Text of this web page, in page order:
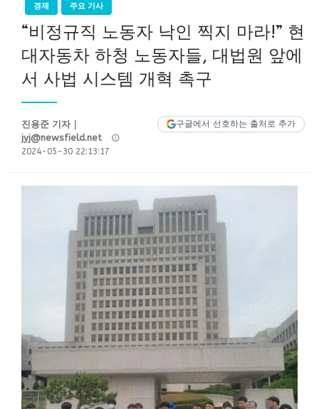
경제 주요 기사
“비정규직 노동자 낙인 찍지 마라!” 현
대자동차 하청 노동자들, 대법원 앞에
서 사법 시스템 개혁 촉구
구글에서 선호하는 출처로 추가
진용준 기자｜
jyj@newsfield.net
2024-05-30 22:13:17